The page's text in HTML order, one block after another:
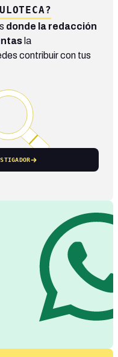
donde la redacción
la
contribuir con tus